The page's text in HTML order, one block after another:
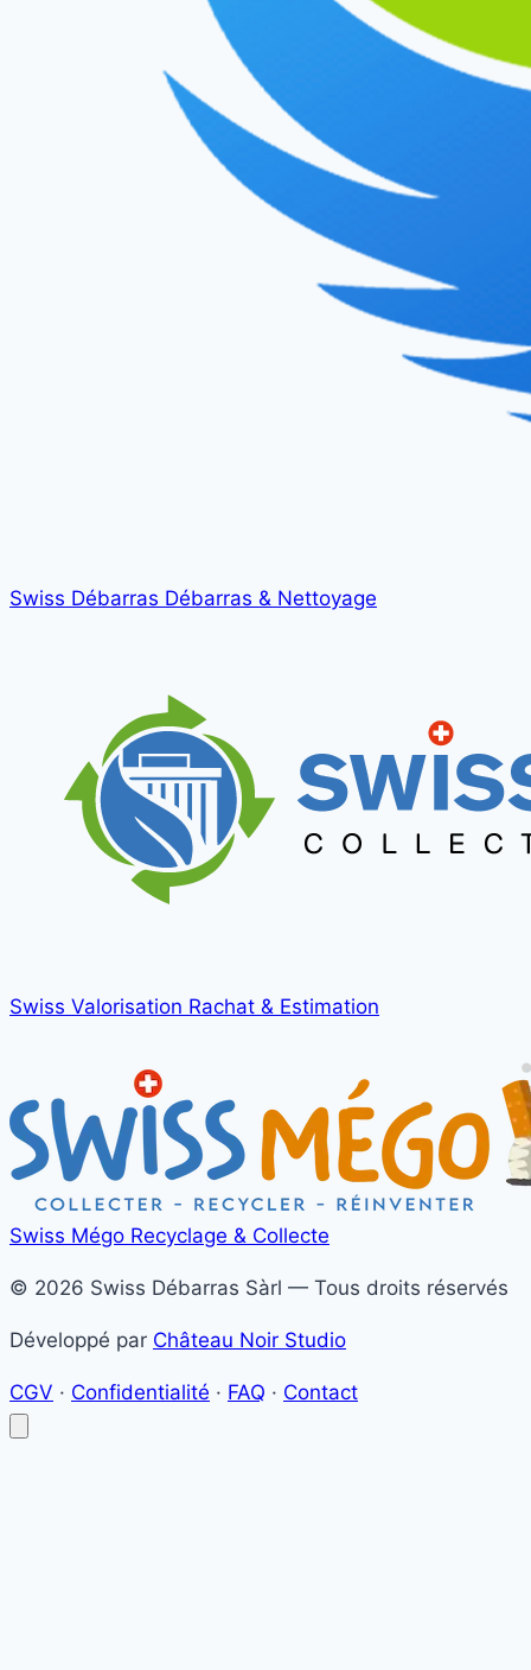
Swiss Débarras Débarras & Nettoyage
Swiss Valorisation Rachat & Estimation
Swiss Mégo Recyclage & Collecte
© 2026 Swiss Débarras Sàrl — Tous droits réservés
Développé par Château Noir Studio
CGV · Confidentialité · FAQ · Contact